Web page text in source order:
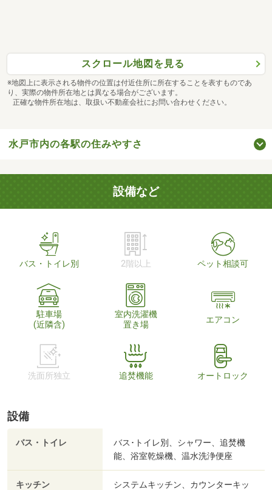
スクロール地図を見る
※地図上に表示される物件の位置は付近住所に所在することを表すものであ
り、実際の物件所在地とは異なる場合がございます。
正確な物件所在地は、取扱い不動産会社にお問い合わせください。
水戸市内の各駅の住みやすさ
設備など
バス・トイレ別 2階以上 ペット相談可
駐車場
(近隣含)
室内洗濯機
置き場
エアコン
洗面所独立 追焚機能 オートロック
設備
バス・トイレ
バス･トイレ別、シャワー、追焚機
能、浴室乾燥機、温水洗浄便座
キッチン
システムキッチン、カウンターキッ